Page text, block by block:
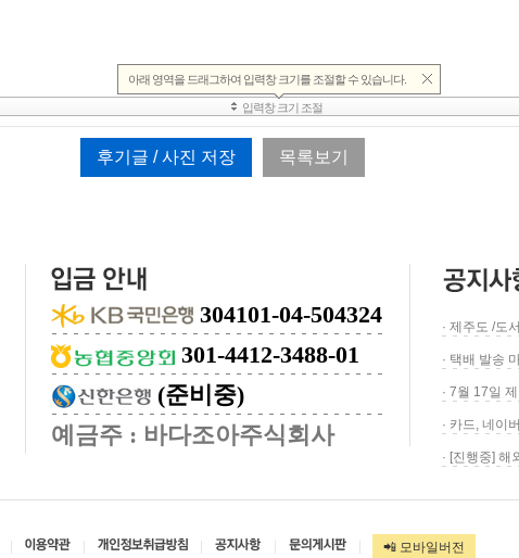
후기글 / 사진 저장 목록보기
304101-04-504324
301-4412-3488-01
(준비중)
예금주 : 바다조아주식회사
· 제주도 /도
· 택배 발송
· 7월 17일
· 카드, 네이
· [진행중] 해
📲 모바일버전